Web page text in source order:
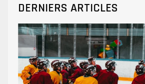
DERNIERS ARTICLES